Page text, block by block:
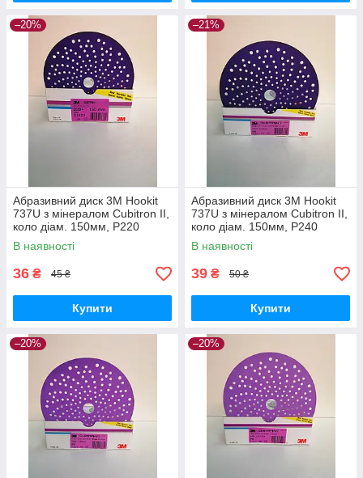
–20%
Абразивний диск 3M Hookit
737U з мінералом Cubitron II,
коло діам. 150мм, P220
В наявності
36 ₴ 45 ₴
Купити
–21%
Абразивний диск 3M Hookit
737U з мінералом Cubitron II,
коло діам. 150мм, P240
В наявності
39 ₴ 50 ₴
Купити
–20% –20%